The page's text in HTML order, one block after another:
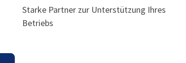
Starke Partner zur Unterstützung Ihres
Betriebs